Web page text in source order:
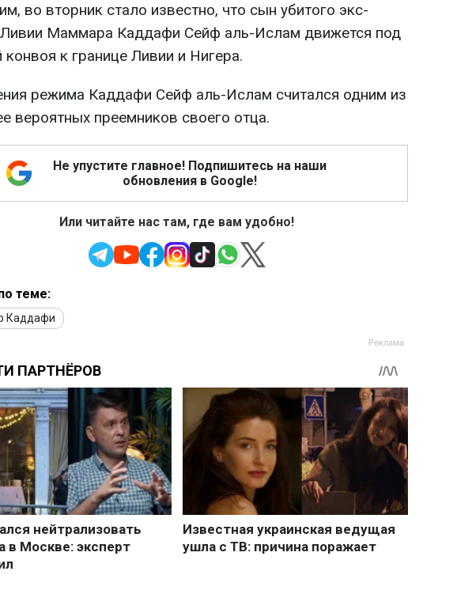
во вторник стало известно, что сын убитого экс-
Маммара Каддафи Сейф аль-Ислам движется под
конвоя к границе Ливии и Нигера.
режима Каддафи Сейф аль-Ислам считался одним из
вероятных преемников своего отца.
Не упустите главное! Подпишитесь на наши
обновления в Google!
Или читайте нас там, где вам удобно!
теме:
Каддафи